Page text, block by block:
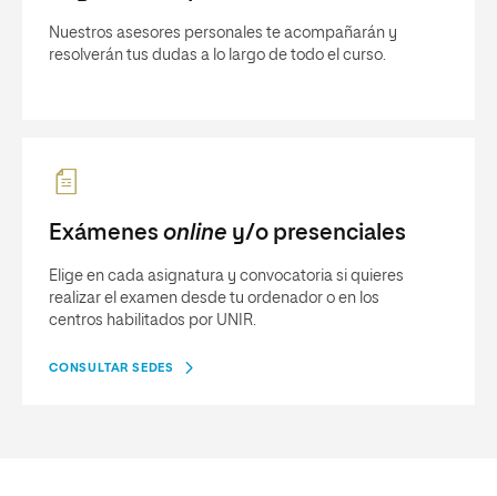
Nuestros asesores personales te acompañarán y
resolverán tus dudas a lo largo de todo el curso.
Exámenes online y/o presenciales
Elige en cada asignatura y convocatoria si quieres
realizar el examen desde tu ordenador o en los
centros habilitados por UNIR.
CONSULTAR SEDES